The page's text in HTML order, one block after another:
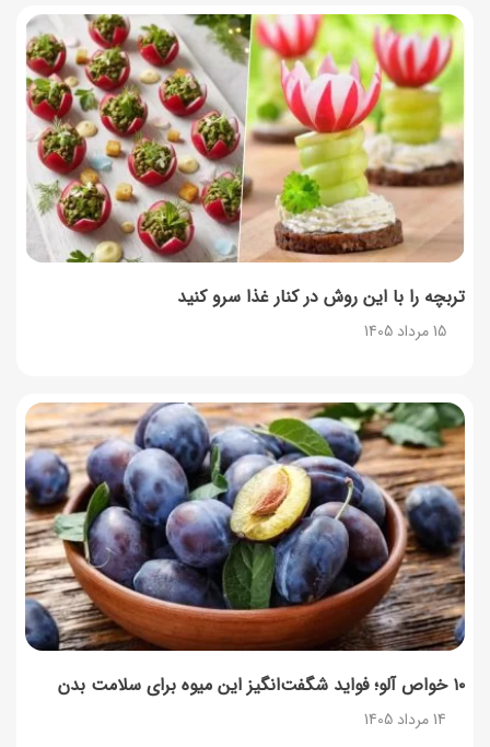
تربچه را با این روش در کنار غذا سرو کنید
15 مرداد 1405
۱۰ خواص آلو؛ فواید شگفت‌انگیز این میوه برای سلامت بدن
14 مرداد 1405